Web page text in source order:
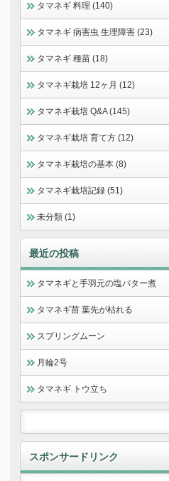
タマネギ 料理 (140)
タマネギ 病害虫 生理障害 (23)
タマネギ 種苗 (18)
タマネギ栽培 12ヶ月 (12)
タマネギ栽培 Q&A (145)
タマネギ栽培 育て方 (12)
タマネギ栽培の基本 (8)
タマネギ栽培記録 (51)
未分類 (1)
最近の投稿
タマネギと手羽元の塩バター煮
タマネギ苗 葉先が枯れる
スプリングムーン
月輪2号
タマネギ トウ立ち
スポンサードリンク